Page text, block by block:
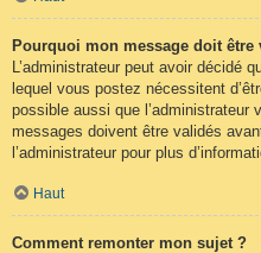
Pourquoi mon message doit être
L’administrateur peut avoir décidé
lequel vous postez nécessitent
possible aussi que l’administrateur
messages doivent être validés
l’administrateur pour plus
Haut
Comment remonter mon sujet ?